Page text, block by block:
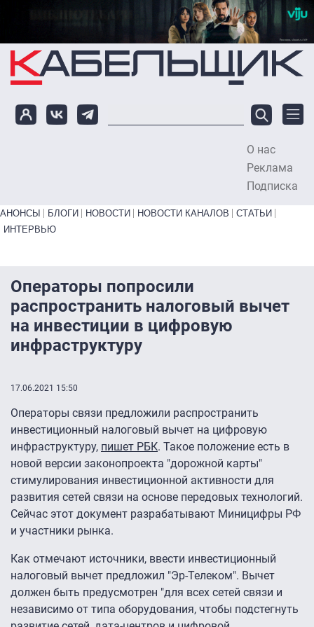
Перейти к основному содержанию
О нас
Реклама
Подписка
Primary links bottom
АНОНСЫ БЛОГИ НОВОСТИ НОВОСТИ КАНАЛОВ
СТАТЬИ
ИНТЕРВЬЮ
Операторы попросили
распространить налоговый вычет
на инвестиции в цифровую
инфраструктуру
17.06.2021 15:50
Операторы связи предложили распространить
инвестиционный налоговый вычет на цифровую
инфраструктуру, пишет РБК. Такое положение есть в
новой версии законопроекта "дорожной карты"
стимулирования инвестиционной активности для
развития сетей связи на основе передовых технологий.
Сейчас этот документ разрабатывают Миницифры РФ
и участники рынка.
Как отмечают источники, ввести инвестиционный
налоговый вычет предложил "Эр-Телеком". Вычет
должен быть предусмотрен "для всех сетей связи и
независимо от типа оборудования, чтобы подстегнуть